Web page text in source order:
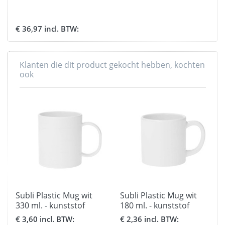
€ 36,97 incl. BTW:
Klanten die dit product gekocht hebben, kochten
ook
Subli Plastic Mug wit
330 ml. - kunststof
beker
€ 3,60 incl. BTW:
Subli Plastic Mug wit
180 ml. - kunststof
beker
€ 2,36 incl. BTW: